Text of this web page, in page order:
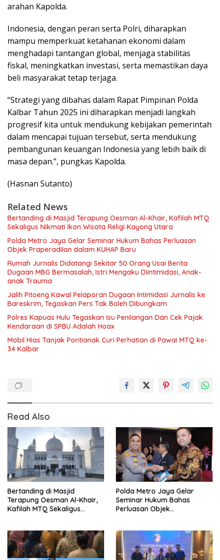
arahan Kapolda.
Indonesia, dengan peran serta Polri, diharapkan
mampu memperkuat ketahanan ekonomi dalam
menghadapi tantangan global, menjaga stabilitas
fiskal, meningkatkan investasi, serta memastikan daya
beli masyarakat tetap terjaga.
“Strategi yang dibahas dalam Rapat Pimpinan Polda
Kalbar Tahun 2025 ini diharapkan menjadi langkah
progresif kita untuk mendukung kebijakan pemerintah
dalam mencapai tujuan tersebut, serta mendukung
pembangunan keuangan Indonesia yang lebih baik di
masa depan.”, pungkas Kapolda.
(Hasnan Sutanto)
Related News
Bertanding di Masjid Terapung Oesman Al-Khair, Kafilah MTQ
Sekaligus Nikmati Ikon Wisata Religi Kayong Utara
Polda Metro Jaya Gelar Seminar Hukum Bahas Perluasan
Objek Praperadilan dalam KUHAP Baru
Rumah Jurnalis Didatangi Sekitar 50 Orang Usai Berita
Dugaan MBG Bermasalah, Istri Mengaku Diintimidasi, Anak-
anak Trauma
Jalih Pitoeng Kawal Pelaporan Dugaan Intimidasi Jurnalis ke
Bareskrim, Tegaskan Pers Tak Boleh Dibungkam
Polres Kapuas Hulu Tegaskan Isu Penilangan Dan Cek Pajak
Kendaraan di SPBU Adalah Hoax
Mobil Hias Tanjak Pontianak Curi Perhatian di Pawai MTQ ke-
34 Kalbar
Read Also
Bertanding di Masjid
Terapung Oesman Al-Khair,
Kafilah MTQ Sekaligus
Polda Metro Jaya Gelar
Seminar Hukum Bahas
Perluasan Objek